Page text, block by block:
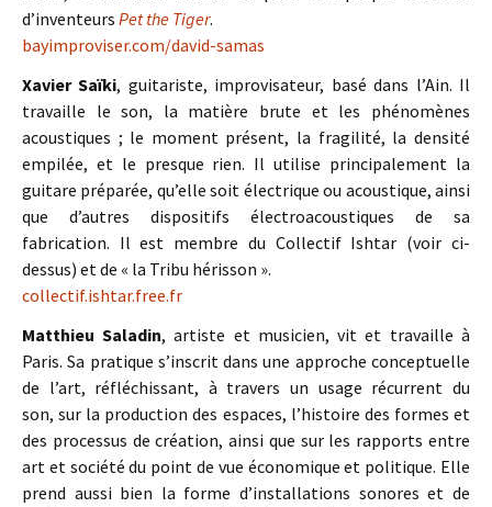
d’inventeurs Pet the Tiger.
bayimproviser.com/david-samas
Xavier Saïki, guitariste, improvisateur, basé dans l’Ain. Il
travaille le son, la matière brute et les phénomènes
acoustiques ; le moment présent, la fragilité, la densité
empilée, et le presque rien. Il utilise principalement la
guitare préparée, qu’elle soit électrique ou acoustique, ainsi
que d’autres dispositifs électroacoustiques de sa
fabrication. Il est membre du Collectif Ishtar (voir ci-
dessus) et de « la Tribu hérisson ».
collectif.ishtar.free.fr
Matthieu Saladin, artiste et musicien, vit et travaille à
Paris. Sa pratique s’inscrit dans une approche conceptuelle
de l’art, réfléchissant, à travers un usage récurrent du
son, sur la production des espaces, l’histoire des formes et
des processus de création, ainsi que sur les rapports entre
art et société du point de vue économique et politique. Elle
prend aussi bien la forme d’installations sonores et de